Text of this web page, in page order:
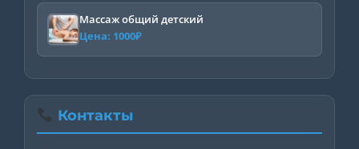
Массаж общий детский
Цена: 1000₽
Контакты